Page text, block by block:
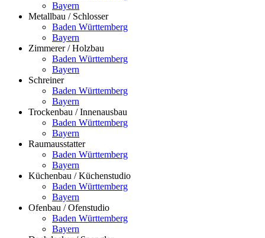
Bayern
Metallbau / Schlosser
Baden Württemberg
Bayern
Zimmerer / Holzbau
Baden Württemberg
Bayern
Schreiner
Baden Württemberg
Bayern
Trockenbau / Innenausbau
Baden Württemberg
Bayern
Raumausstatter
Baden Württemberg
Bayern
Küchenbau / Küchenstudio
Baden Württemberg
Bayern
Ofenbau / Ofenstudio
Baden Württemberg
Bayern